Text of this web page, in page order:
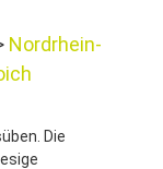
Nordrhein-
Die